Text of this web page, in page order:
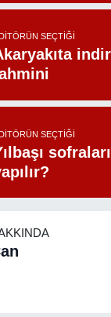
SEÇTIĞI
SEÇTIĞI